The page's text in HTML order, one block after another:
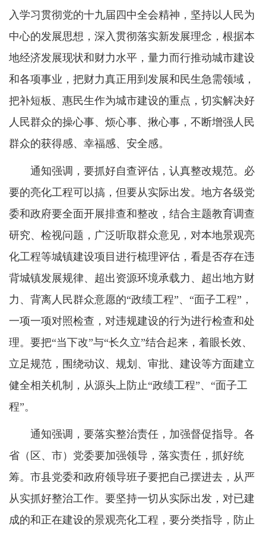
入学习贯彻党的十九届四中全会精神，坚持以人民为
中心的发展思想，深入贯彻落实新发展理念，根据本
地经济发展现状和财力水平，量力而行推动城市建设
和各项事业，把财力真正用到发展和民生急需领域，
把补短板、惠民生作为城市建设的重点，切实解决好
人民群众的操心事、烦心事、揪心事，不断增强人民
群众的获得感、幸福感、安全感。
通知强调，要抓好自查评估，认真整改规范。必
要的亮化工程可以搞，但要从实际出发。地方各级党
委和政府要全面开展排查和整改，结合主题教育调查
研究、检视问题，广泛听取群众意见，对本地景观亮
化工程等城镇建设项目进行梳理评估，看是否存在违
背城镇发展规律、超出资源环境承载力、超出地方财
力、背离人民群众意愿的“政绩工程”、“面子工程”，
一项一项对照检查，对违规建设的行为进行检查和处
理。要把“当下改”与“长久立”结合起来，着眼长效、
立足规范，围绕动议、规划、审批、建设等方面建立
健全相关机制，从源头上防止“政绩工程”、“面子工
程”。
通知强调，要落实整治责任，加强督促指导。各
省（区、市）党委要加强领导，落实责任，抓好统
筹。市县党委和政府领导班子要把自己摆进去，从严
从实抓好整治工作。要坚持一切从实际出发，对已建
成的和正在建设的景观亮化工程，要分类指导，防止